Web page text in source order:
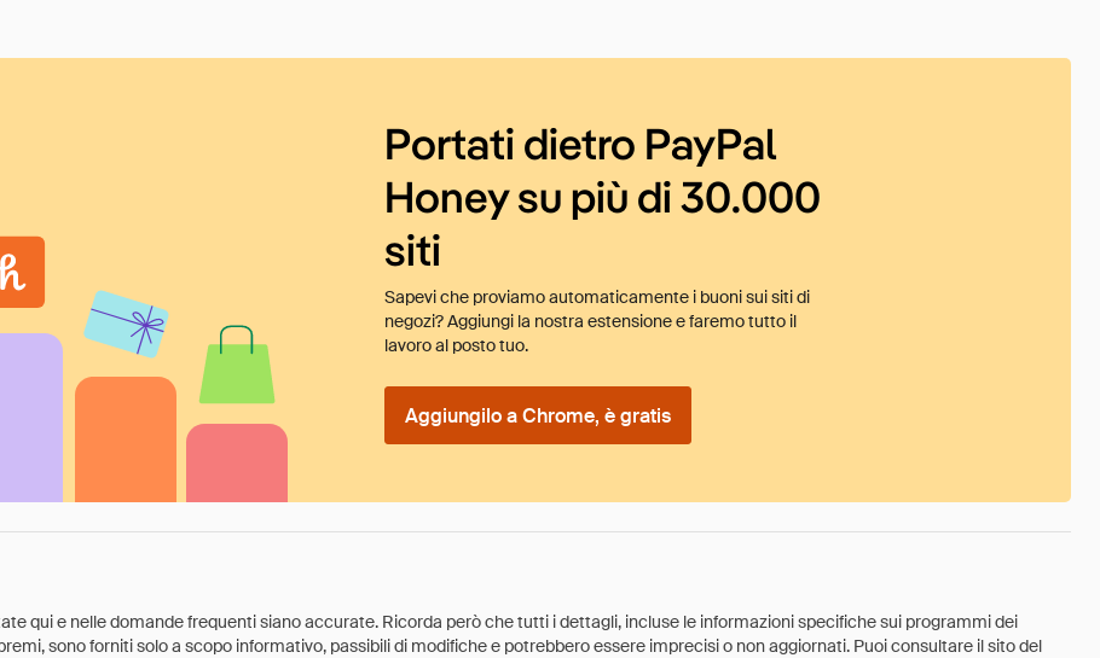
Portati dietro PayPal
Honey su più di 30.000
siti
Sapevi che proviamo automaticamente i buoni sui siti di
negozi? Aggiungi la nostra estensione e faremo tutto il
lavoro al posto tuo.
Aggiungilo a Chrome, è gratis
qui e nelle domande frequenti siano accurate. Ricorda però che tutti i dettagli, incluse le informazioni specifiche sui programmi dei
sono forniti solo a scopo informativo, passibili di modifiche e potrebbero essere imprecisi o non aggiornati. Puoi consultare il sito del